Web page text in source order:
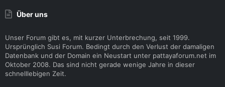
Über uns
Unser Forum gibt es, mit kurzer Unterbrechung, seit 1999.
Ursprünglich Susi Forum. Bedingt durch den Verlust der damaligen
Datenbank und der Domain ein Neustart unter pattayaforum.net im
Oktober 2008. Das sind nicht gerade wenige Jahre in dieser
schnelllebigen Zeit.